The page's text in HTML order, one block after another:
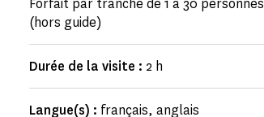
Forfait par tranche de 1 à 30 personnes
(hors guide)
Durée de la visite : 2 h
Langue(s) : français, anglais